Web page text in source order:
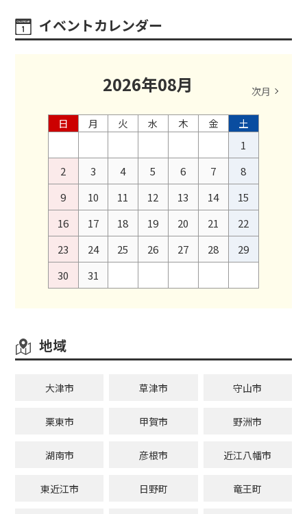
イベントカレンダー
2026年08月 次月
日 月 火 水 木 金
土
1
2
3 4 5 6 7
8
9
10 11 12 13 14
15
16
17 18 19 20 21
22
23
24 25 26 27 28
29
30
31
地域
大津市 草津市 守山市
栗東市 甲賀市 野洲市
湖南市 彦根市 近江八幡市
東近江市 日野町 竜王町